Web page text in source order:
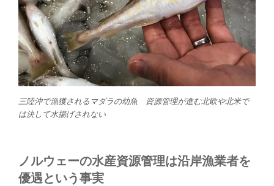
三陸沖で漁獲されるマダラの幼魚 資源管理が進む北欧や北米で
は決して水揚げされない
ノルウェーの水産資源管理は沿岸漁業者を
優遇という事実